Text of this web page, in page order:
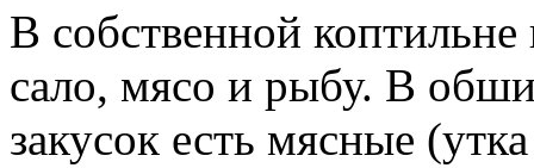
В собственной
сало, мясо и рыбу. В
закусок есть мясные